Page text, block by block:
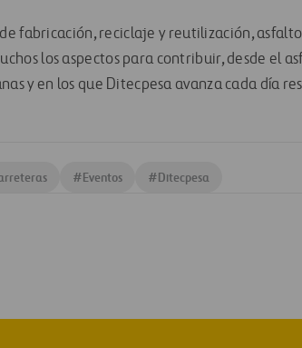
fabricación, reciclaje y reutilización,
los aspectos para contribuir, desde el
y en los que Ditecpesa avanza cada día
#Eventos #Ditecpesa